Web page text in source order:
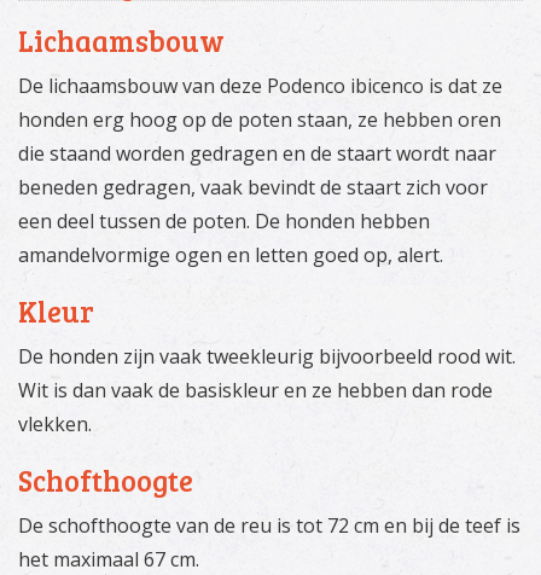
Lichaamsbouw
De lichaamsbouw van deze Podenco ibicenco is dat ze
honden erg hoog op de poten staan, ze hebben oren
die staand worden gedragen en de staart wordt naar
beneden gedragen, vaak bevindt de staart zich voor
een deel tussen de poten. De honden hebben
amandelvormige ogen en letten goed op, alert.
Kleur
De honden zijn vaak tweekleurig bijvoorbeeld rood wit.
Wit is dan vaak de basiskleur en ze hebben dan rode
vlekken.
Schofthoogte
De schofthoogte van de reu is tot 72 cm en bij de teef is
het maximaal 67 cm.